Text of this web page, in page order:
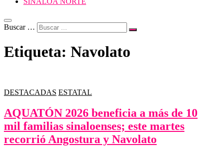
Buscar …
Etiqueta: Navolato
DESTACADAS ESTATAL
AQUATÓN 2026 beneficia a más de 10
mil familias sinaloenses; este martes
recorrió Angostura y Navolato